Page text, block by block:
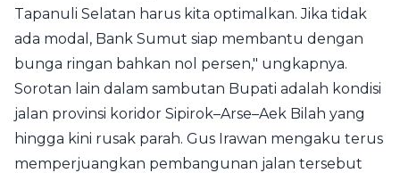
Tapanuli Selatan harus kita optimalkan. Jika tidak
ada modal, Bank Sumut siap membantu dengan
bunga ringan bahkan nol persen," ungkapnya.
Sorotan lain dalam sambutan Bupati adalah kondisi
jalan provinsi koridor Sipirok–Arse–Aek Bilah yang
hingga kini rusak parah. Gus Irawan mengaku terus
memperjuangkan pembangunan jalan tersebut